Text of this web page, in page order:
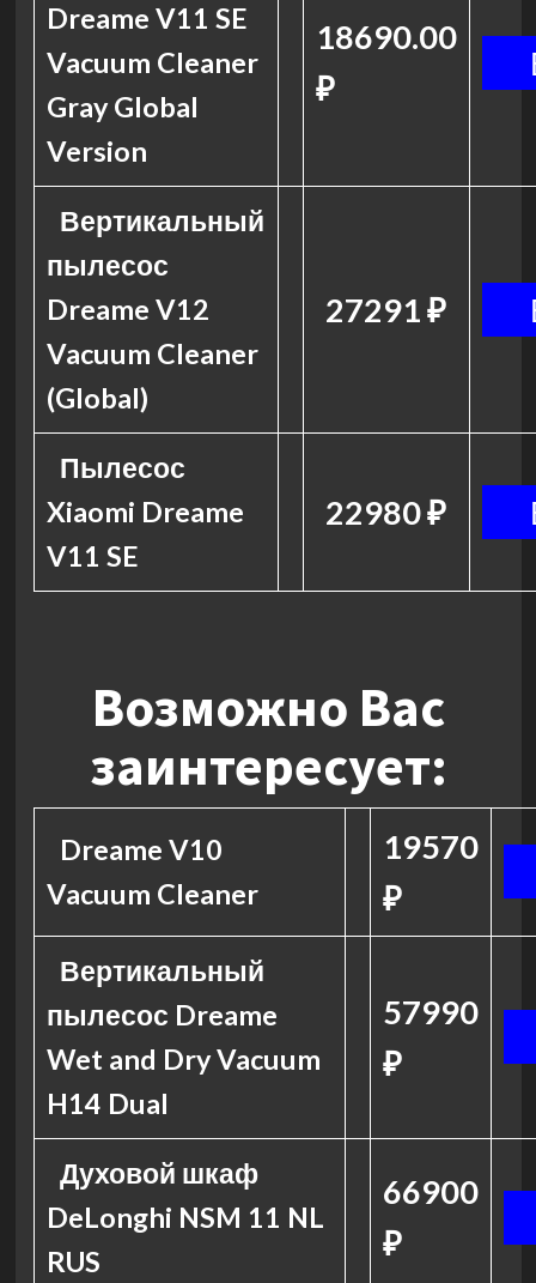
Dreame V11 SE
Vacuum Cleaner
Gray Global
Version
18690.00
₽
Вертикальный
пылесос
Dreame V12
Vacuum Cleaner
(Global)
27291 ₽
Пылесос
Xiaomi Dreame
V11 SE
22980 ₽
Возможно Вас
заинтересует:
Dreame V10
Vacuum Cleaner
19570
₽
Вертикальный
пылесос Dreame
Wet and Dry Vacuum
H14 Dual
57990
₽
Духовой шкаф
DeLonghi NSM 11 NL
RUS
66900
₽